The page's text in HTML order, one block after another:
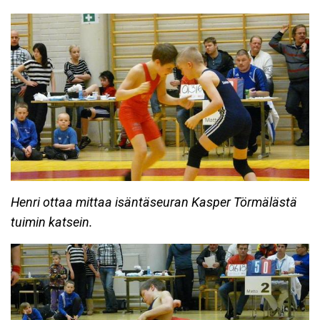
Henri ottaa mittaa isäntäseuran Kasper Törmälästä
tuimin katsein.